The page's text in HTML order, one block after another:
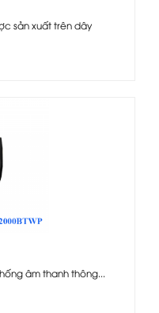
sản xuất trên dây
âm thanh thông...